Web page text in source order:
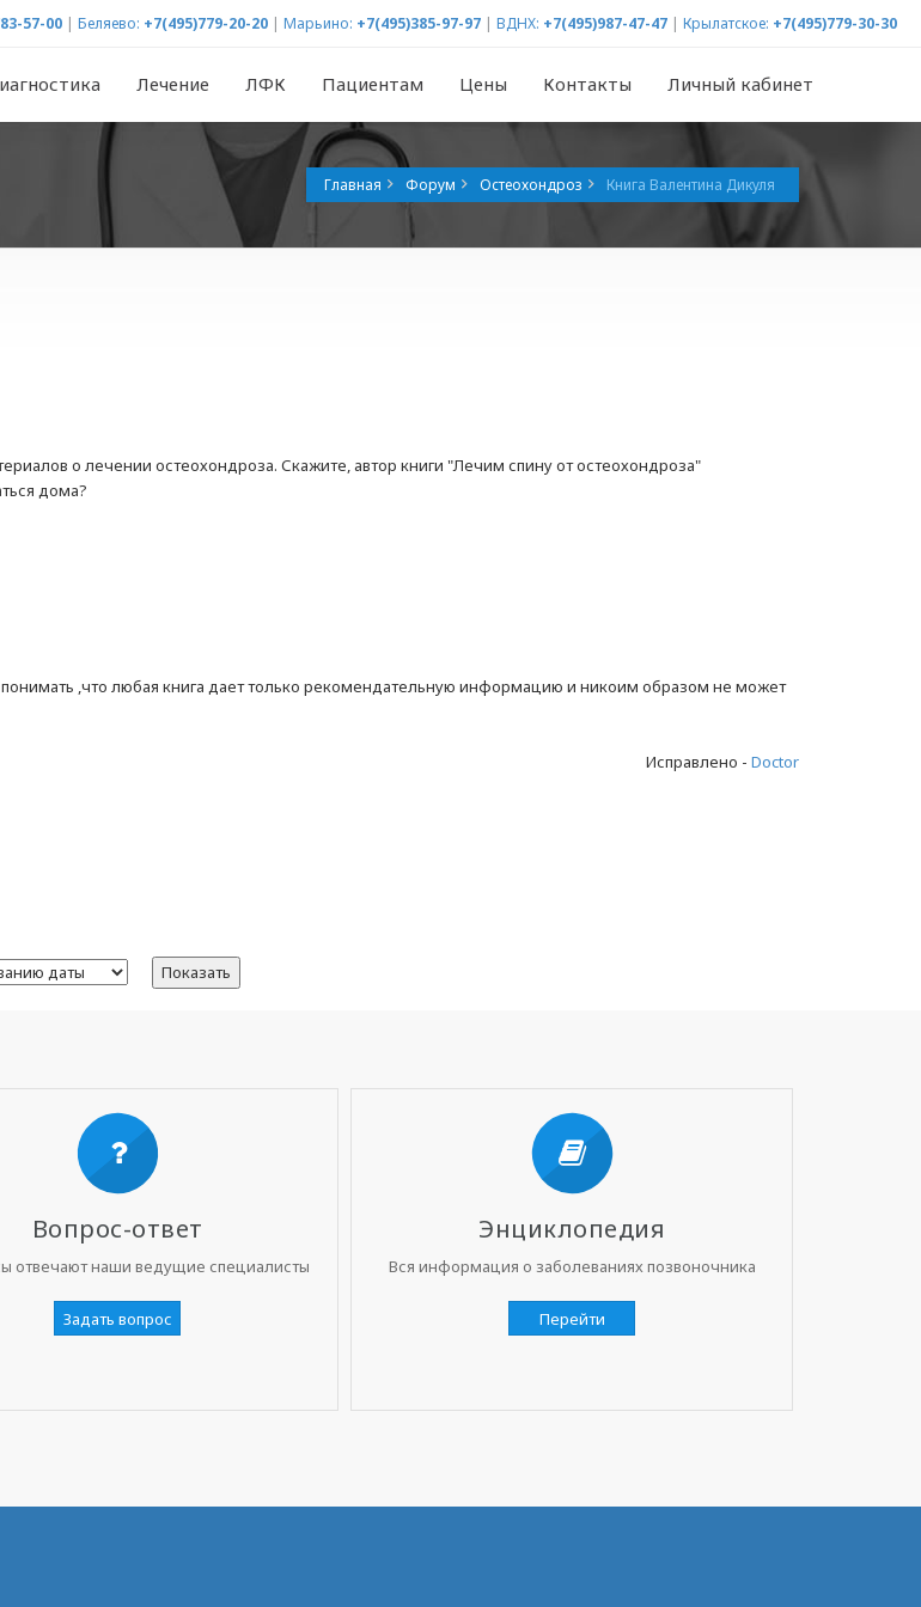
57-00 | Беляево: +7(495)779-20-20 | Марьино: +7(495)385-97-97 | ВДНХ: +7(495)987-47-47 | Крылатское: +7(495)779-30-30
Лечение ЛФК Пациентам Цены Контакты Личный кабинет
Главная Форум Остеохондроз Книга Валентина Дикуля
о лечении остеохондроза. Скажите, автор книги "Лечим спину от остеохондроза"
дома?
,что любая книга дает только рекомендательную информацию и никоим образом не может
Исправлено - Doctor
Показать
Вопрос-ответ
отвечают наши ведущие специалисты
Задать вопрос
Энциклопедия
Вся информация о заболеваниях позвоночника
Перейти